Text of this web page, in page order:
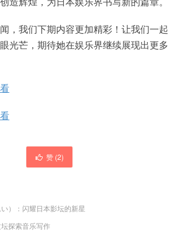
，我们下期内容更加精彩！让我们一起
光芒，期待她在娱乐界继续展现出更多
赞 (2)
）：闪耀日本影坛的新星
探索音乐写作